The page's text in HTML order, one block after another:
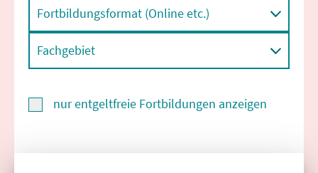
Fortbildungsformat (Online etc.)
Fachgebiet
nur entgeltfreie Fortbildungen anzeigen